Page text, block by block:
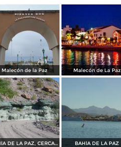
Malecón de la Paz Malecón de La Paz
BAHÍA DE LA PAZ, CERCA DE SAN JUAN DE LA COSTA BAHÍA DE LA PAZ